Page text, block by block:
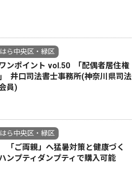
ら中央区・緑区
ンポイント vol.50 ｢配偶者居住権
井口司法書士事務所(神奈川県司法
員)
ら中央区・緑区
ご両親」へ猛暑対策と健康づく
ンプティダンプティで購入可能